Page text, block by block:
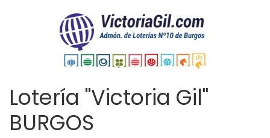
Lotería "Victoria Gil"
BURGOS